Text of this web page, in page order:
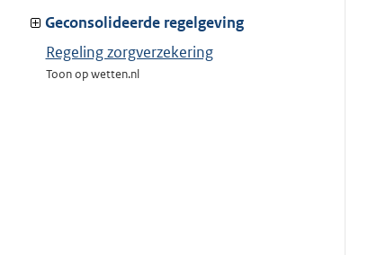
van:
Geconsolideerde regelgeving
Regeling zorgverzekering
Toon op wetten.nl